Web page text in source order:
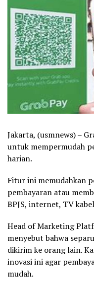
Jakarta, (usmnews) –
untuk mempermudah
harian.
Fitur ini memudahkan
pembayaran atau
BPJS, internet, TV
Head of Marketing
menyebut bahwa
dikirim ke orang lain.
inovasi ini agar
mudah.